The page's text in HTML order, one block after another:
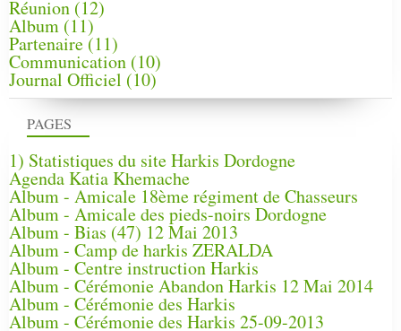
PAGES
1) Statistiques du site Harkis Dordogne
Agenda Katia Khemache
Album - Amicale 18ème régiment de Chasseurs
Album - Amicale des pieds-noirs Dordogne
Album - Bias (47) 12 Mai 2013
Album - Camp de harkis ZERALDA
Album - Centre instruction Harkis
Album - Cérémonie Abandon Harkis 12 Mai 2014
Album - Cérémonie des Harkis
Album - Cérémonie des Harkis 25-09-2013
Réunion (12)
Album (11)
Partenaire(11)
Communication (10)
Journal Officiel (10)